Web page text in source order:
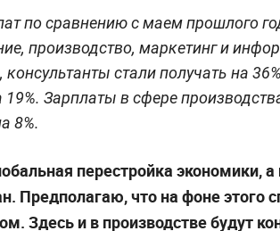
по сравнению с маем прошлого
производство, маркетинг и
стали получать на
Зарплаты в сфере
8%.
перестройка экономики,
Предполагаю, что на фоне этого
Здесь и в производстве будут